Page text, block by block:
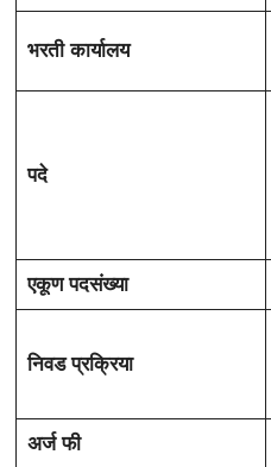
भरती कार्यालय
पदे
एकूण पदसंख्या
निवड प्रक्रिया
अर्ज फी